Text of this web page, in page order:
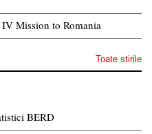
Mission to Romania
Toate stirile
BERD